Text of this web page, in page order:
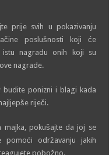
prije svih u pokazivanju
poslušnosti koji će
nagradu onih koji su
nagrade.
budite ponizni i blagi kada
riječi.
pokušajte da joj se
održavanju jakih
pobožno.